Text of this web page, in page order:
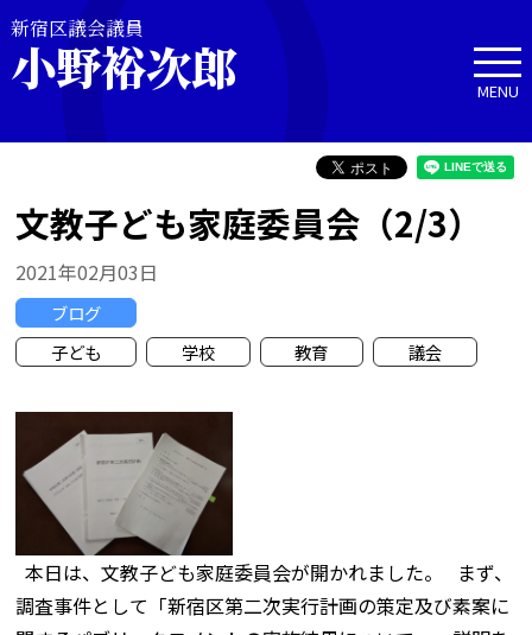
新宿区議会議員
小野裕次郎 MENU
文教子ども家庭委員会（2/3）
2021年02月03日
ブログ
子ども
学校 教育 議会
本日は、文教子ども家庭委員会が開かれました。 まず、
調査事件として「新宿区第二次実行計画の策定及び素案に